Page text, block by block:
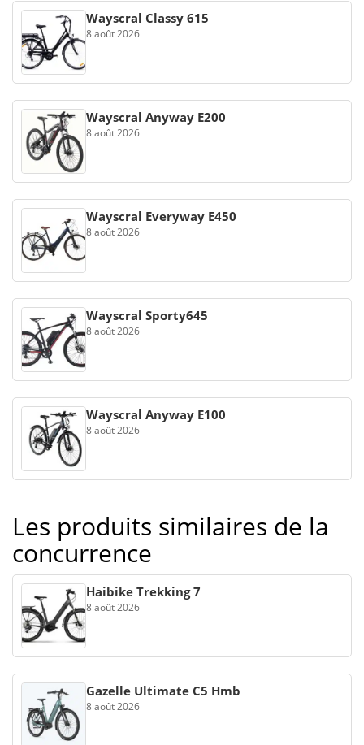
Wayscral Classy 615
8 août 2026
Wayscral Anyway E200
8 août 2026
Wayscral Everyway E450
8 août 2026
Wayscral Sporty645
8 août 2026
Wayscral Anyway E100
8 août 2026
Les produits similaires de la
concurrence
Haibike Trekking 7
8 août 2026
Gazelle Ultimate C5 Hmb
8 août 2026